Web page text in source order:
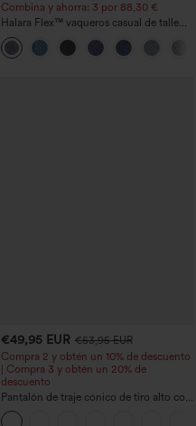
Combina y ahorra: 3 por 88,30 €
Halara Flex™ vaqueros casual de talle
alto con bolsillos, estilo baggy de pierna
ancha, efecto lavado
€49,95 EUR €53,95 EUR
Compra 2 y obtén un 10% de descuento
| Compra 3 y obtén un 20% de
descuento
Pantalón de traje cónico de tiro alto con
bolsillos